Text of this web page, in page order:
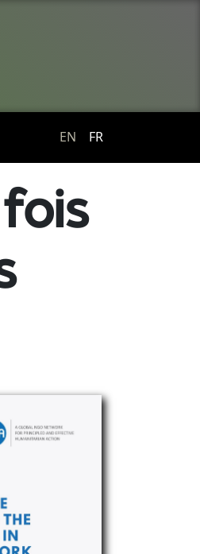
EN FR